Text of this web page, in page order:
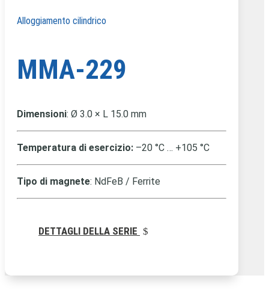
Alloggiamento cilindrico
MMA-229
Dimensioni: Ø 3.0 × L 15.0 mm
Temperatura di esercizio: –20 °C … +105 °C
Tipo di magnete: NdFeB / Ferrite
DETTAGLI DELLA SERIE